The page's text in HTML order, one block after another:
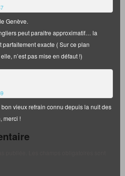
Genève.
peut paraitre approximatif… la
exacte ( Sur ce plan
n’est pas mise en défaut !)
vieux refrain connu depuis la nuit des
merci !